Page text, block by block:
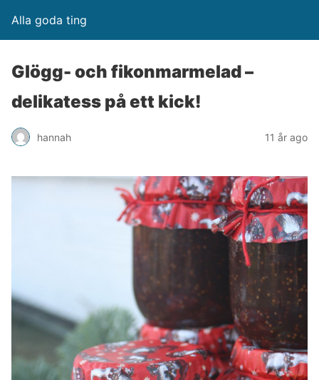
Alla goda ting
Glögg- och fikonmarmelad –
delikatess på ett kick!
hannah 11 år ago